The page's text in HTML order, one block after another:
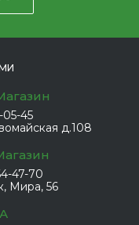
05-45
д.108
47-70
Мира, 56